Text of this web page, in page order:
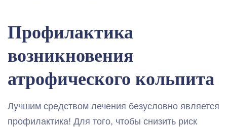
Профилактика
возникновения
атрофического кольпита
Лучшим средством лечения безусловно является
профилактика! Для того, чтобы снизить риск